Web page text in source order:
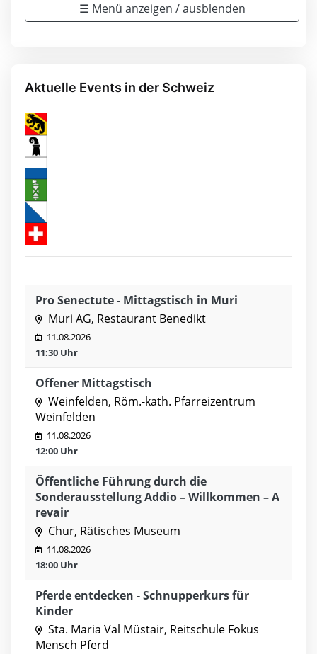
☰ Menü anzeigen / ausblenden
Aktuelle Events in der Schweiz
Pro Senectute - Mittagstisch in Muri
Muri AG, Restaurant Benedikt
11.08.2026
11:30 Uhr
Offener Mittagstisch
Weinfelden, Röm.-kath. Pfarreizentrum
Weinfelden
11.08.2026
12:00 Uhr
Öffentliche Führung durch die
Sonderausstellung Addio – Willkommen – A
revair
Chur, Rätisches Museum
11.08.2026
18:00 Uhr
Pferde entdecken - Schnupperkurs für
Kinder
Sta. Maria Val Müstair, Reitschule Fokus
Mensch Pferd